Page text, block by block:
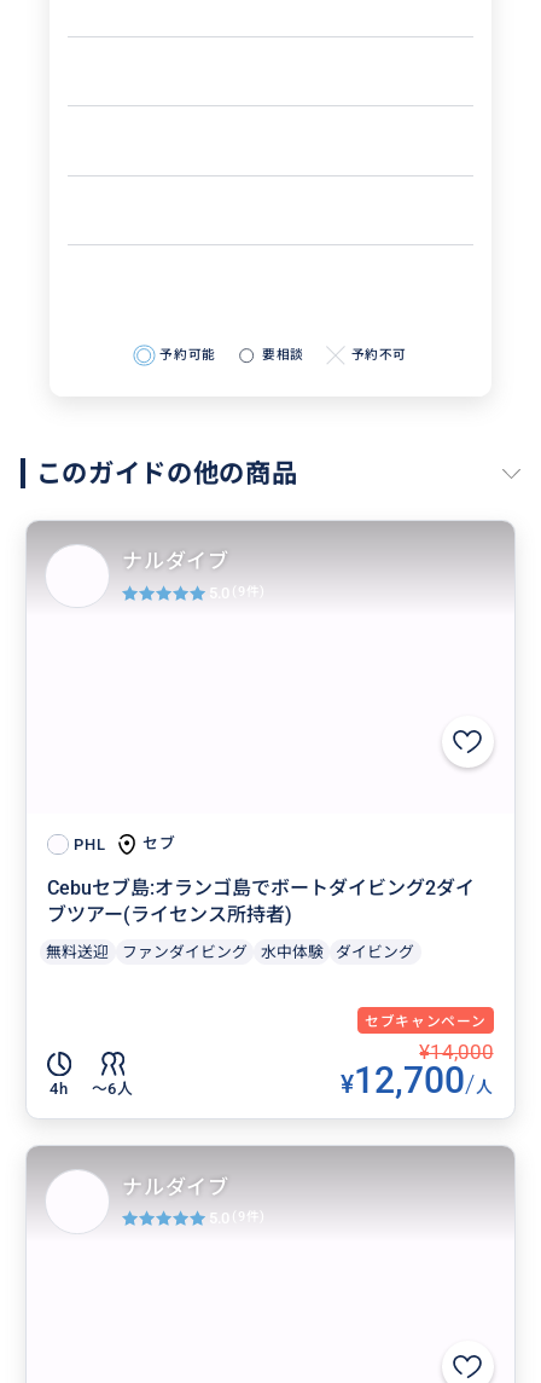
予約可能 要相談 予約不可
このガイドの他の商品
PHL セブ
Cebuセブ島:オランゴ島でボートダイビング2ダイ
ブツアー(ライセンス所持者)
無料送迎 ファンダイビング 水中体験 ダイビング
セブキャンペーン
4h 〜6人
¥14,000
¥12,700/人
ナルダイブ
5.0 (9件)
ナルダイブ
5.0 (9件)